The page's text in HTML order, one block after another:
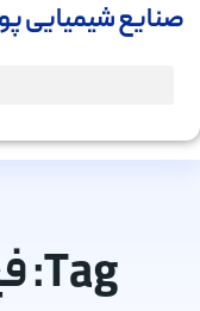
صنایع شیمیایی
Tag: فیکسچر دقیق